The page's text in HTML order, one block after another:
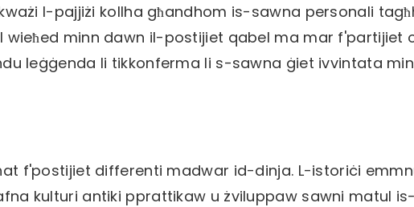
l-pajjiżi kollha għandhom is-sawna personali
wieħed minn dawn il-postijiet qabel ma mar f'partijiet
leġġenda li tikkonferma li s-sawna ġiet ivvintata
f'postijiet differenti madwar id-dinja. L-istoriċi
kulturi antiki pprattikaw u żviluppaw sawni matul